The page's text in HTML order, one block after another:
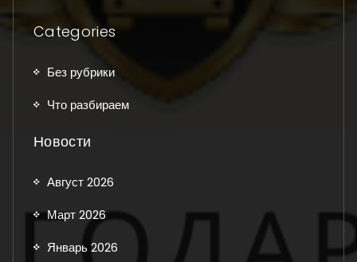
Categories
Без рубрики
Что разбираем
Новости
Август 2026
Март 2026
Январь 2026